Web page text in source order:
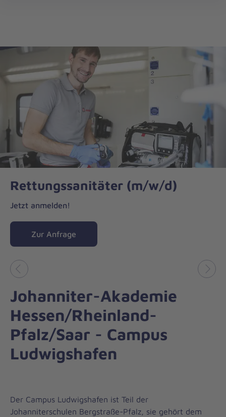
Rettungssanitäter (m/w/d)
Jetzt anmelden!
Zur Anfrage
Vorheriges
Johanniter-Akademie
Hessen/Rheinland-
Pfalz/Saar - Campus
Ludwigshafen
Der Campus Ludwigshafen ist Teil der
Johanniterschulen Bergstraße-Pfalz, sie gehört dem